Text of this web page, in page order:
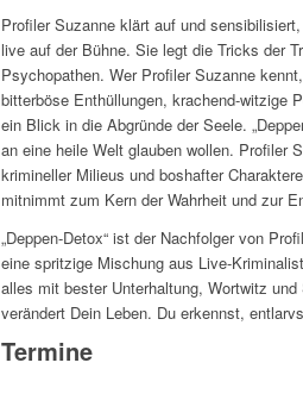
Profiler Suzanne klärt auf und
live auf der Bühne. Sie legt die Tricks der
Psychopathen. Wer Profiler Suzanne
bitterböse Enthüllungen, krachend-witzige
ein Blick in die Abgründe der Seele.
an eine heile Welt glauben wollen. Profiler
krimineller Milieus und boshafter
mitnimmt zum Kern der Wahrheit und zur
„Deppen-Detox“ ist der Nachfolger von
eine spritzige Mischung aus Live-
alles mit bester Unterhaltung, Wortwitz
verändert Dein Leben. Du erkennst,
Termine